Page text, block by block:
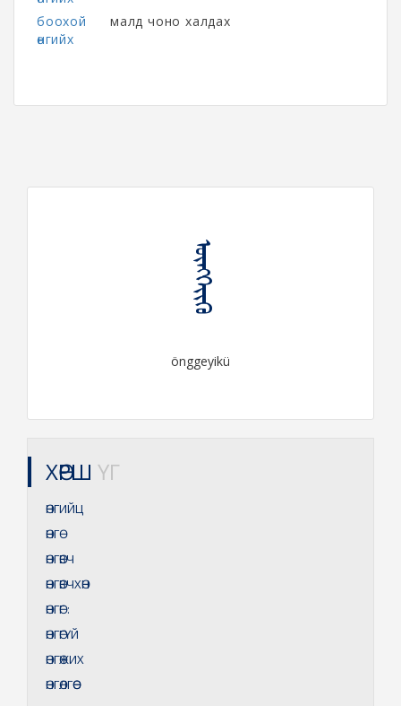
боохой
өнгийх
малд чоно халдах
ᠥᠩᠭᠡᠶᠢᠬᠦ
önggeyikü
ХӨРШ ҮГ
ӨНГИЙЦ
ӨНГӨ
ӨНГӨВЧ
ӨНГӨВЧХӨН
ӨНГӨГ:
ӨНГӨГҮЙ
ӨНГӨЖИХ
ӨНГӨЛГӨӨ